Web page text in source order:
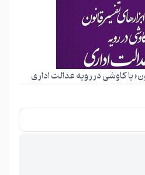
با کاوشی در رویه عدالت اداری